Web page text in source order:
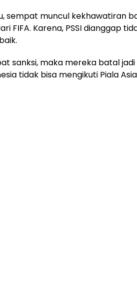
sempat muncul kekhawatiran
FIFA. Karena, PSSI dianggap
sanksi, maka mereka batal
tidak bisa mengikuti Piala